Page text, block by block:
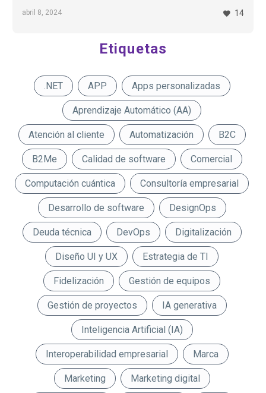
abril 8, 2024
productos digitales, abriendo un mundo de posibilidades
creativas y eficiencia en el proceso de diseño…
14
Etiquetas
.NET APP Apps personalizadas
Aprendizaje Automático (AA)
Atención al cliente Automatización B2C
B2Me Calidad de software Comercial
Computación cuántica Consultoría empresarial
Desarrollo de software DesignOps
Deuda técnica DevOps Digitalización
Diseño UI y UX Estrategia de TI
Fidelización Gestión de equipos
Gestión de proyectos IA generativa
Inteligencia Artificial (IA)
Interoperabilidad empresarial Marca
Marketing Marketing digital